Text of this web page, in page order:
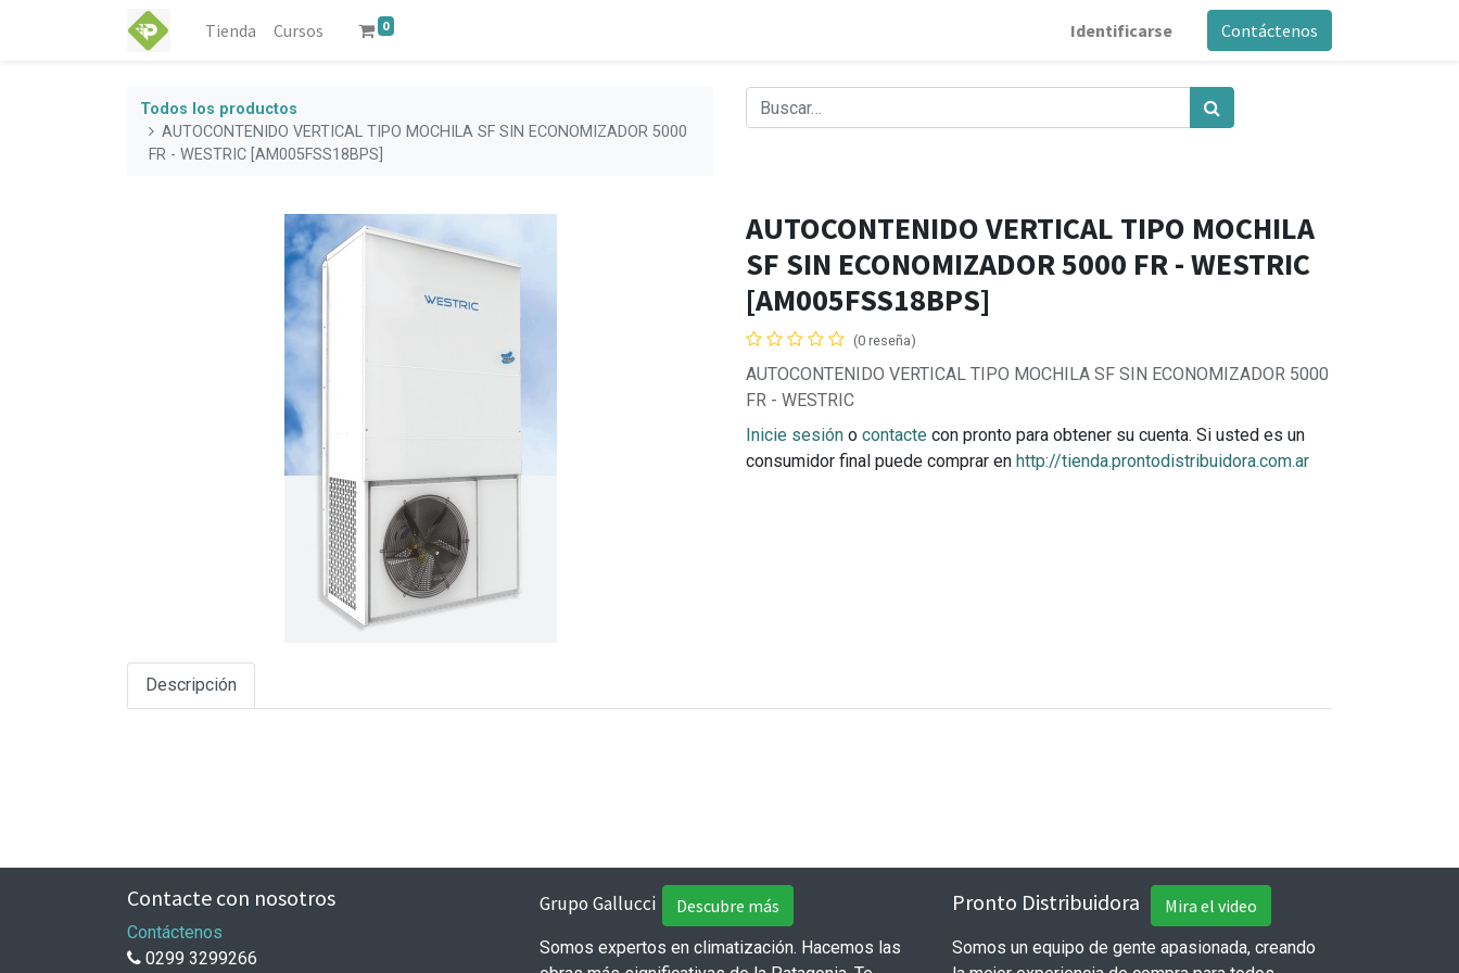
Tienda Cursos 0 Identificarse Contáctenos
Todos los productos
AUTOCONTENIDO VERTICAL TIPO MOCHILA SF SIN ECONOMIZADOR 5000
FR - WESTRIC [AM005FSS18BPS]
AUTOCONTENIDO VERTICAL TIPO MOCHILA
SF SIN ECONOMIZADOR 5000 FR - WESTRIC
[AM005FSS18BPS]
(0 reseña)
AUTOCONTENIDO VERTICAL TIPO MOCHILA SF SIN ECONOMIZADOR 5000
FR - WESTRIC
Inicie sesión o contacte con pronto para obtener su cuenta. Si usted es un
consumidor final puede comprar en http://tienda.prontodistribuidora.com.ar
Descripción
Contacte con nosotros
Contáctenos
0299 3299266
Grupo Gallucci Descubre más
Somos expertos en climatización. Hacemos las
Pronto Distribuidora Mira el video
Somos un equipo de gente apasionada, creando